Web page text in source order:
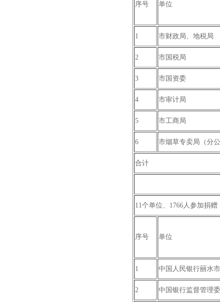
序号 单位
1 市财政局、地税局
2 市国税局
3 市国资委
4 市审计局
5 市工商局
6 市烟草专卖局（分
合计
11个单位、1766人参加捐赠
序号 单位
1 中国人民银行丽水
2 中国银行监督管理